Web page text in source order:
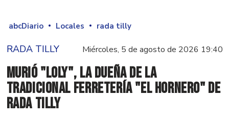
abcDiario Locales rada tilly
RADA TILLY Miércoles, 5 de agosto de 2026 19:40
Murió "Loly", la dueña de la
tradicional ferretería "El Hornero" de
Rada Tilly